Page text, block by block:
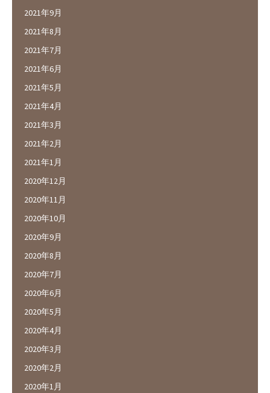
2021年9月
2021年8月
2021年7月
2021年6月
2021年5月
2021年4月
2021年3月
2021年2月
2021年1月
2020年12月
2020年11月
2020年10月
2020年9月
2020年8月
2020年7月
2020年6月
2020年5月
2020年4月
2020年3月
2020年2月
2020年1月